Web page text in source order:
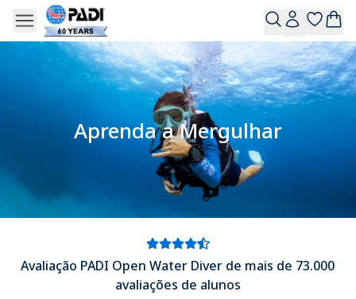
Aprenda a Mergulhar
Avaliação PADI Open Water Diver de mais de 73.000
avaliações de alunos